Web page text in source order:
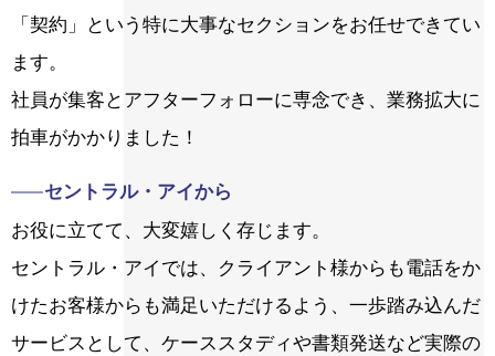
「契約」という特に大事なセクションをお任せできてい
ます。
社員が集客とアフターフォローに専念でき、業務拡大に
拍車がかかりました！
セントラル・アイから
お役に立てて、大変嬉しく存じます。
セントラル・アイでは、クライアント様からも電話をか
けたお客様からも満足いただけるよう、一歩踏み込んだ
サービスとして、ケーススタディや書類発送など実際の